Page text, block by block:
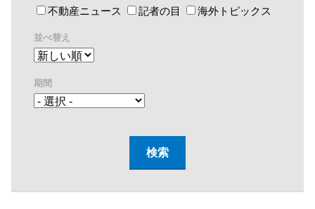
不動産ニュース 記者の目 海外トピックス
並べ替え
期間